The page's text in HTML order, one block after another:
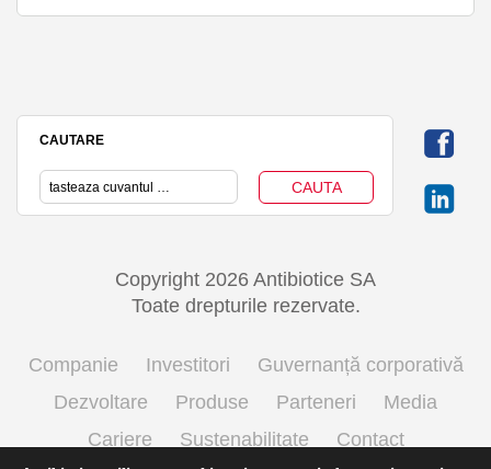
CAUTARE
Copyright 2026 Antibiotice SA
Toate drepturile rezervate.
Companie Investitori
Guvernanță corporativă
Dezvoltare
Produse Parteneri
Media
Cariere
Sustenabilitate
Contact